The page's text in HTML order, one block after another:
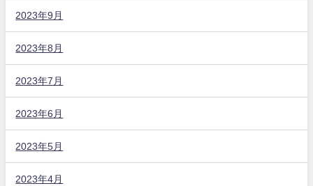
2023年9月
2023年8月
2023年7月
2023年6月
2023年5月
2023年4月